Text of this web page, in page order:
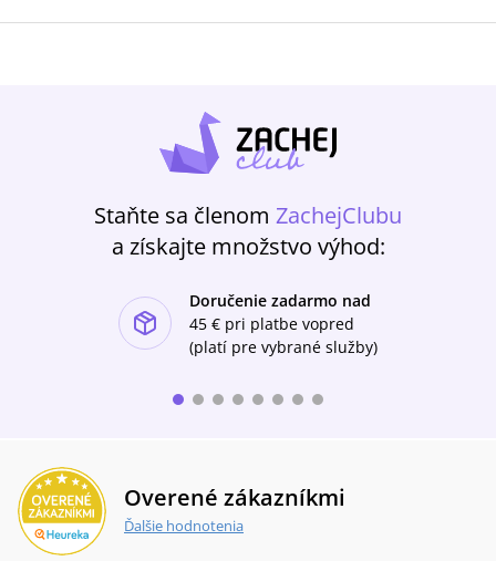
vám odpoví dramatizace Jana Jiráně podle
literatury.
Staňte sa členom ZachejClubu
a získajte množstvo výhod:
Doručenie zadarmo nad
45 € pri platbe vopred
(platí pre vybrané služby)
Overené zákazníkmi
Ďalšie hodnotenia